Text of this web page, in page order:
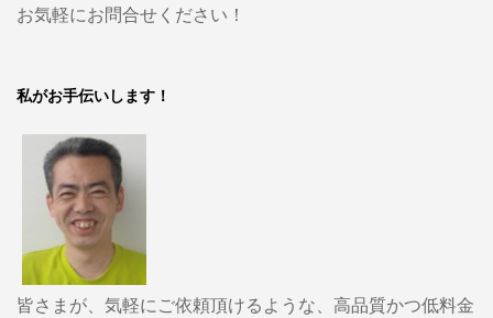
お気軽にお問合せください！
私がお手伝いします！
皆さまが、気軽にご依頼頂けるような、高品質かつ低料金